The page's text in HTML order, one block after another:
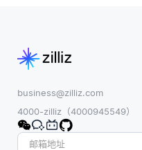
business@zilliz.com
4000-zilliz（4000945549）